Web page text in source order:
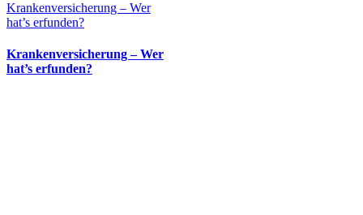
Krankenversicherung – Wer
hat’s erfunden?
Krankenversicherung – Wer
hat’s erfunden?